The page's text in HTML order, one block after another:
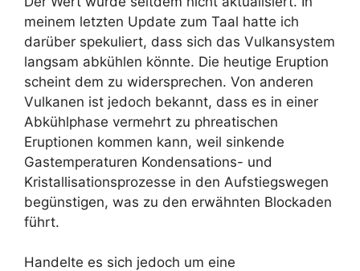
meinem letzten Update zum Taal hatte ich
darüber spekuliert, dass sich das Vulkansystem
langsam abkühlen könnte. Die heutige Eruption
scheint dem zu widersprechen. Von anderen
Vulkanen ist jedoch bekannt, dass es in einer
Abkühlphase vermehrt zu phreatischen
Eruptionen kommen kann, weil sinkende
Gastemperaturen Kondensations- und
Kristallisationsprozesse in den Aufstiegswegen
begünstigen, was zu den erwähnten Blockaden
führt.
Handelte es sich jedoch um eine